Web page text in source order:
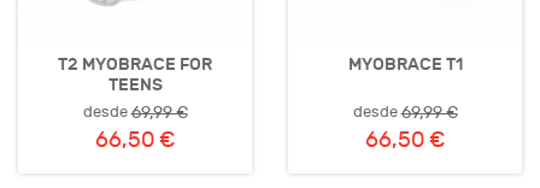
T2 MYOBRACE FOR
TEENS
desde69,99 €
66,50 €
MYOBRACE T1
desde69,99 €
66,50 €